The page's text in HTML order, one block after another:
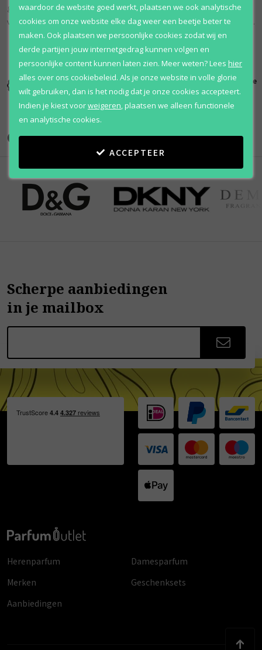
geurnoot bevatten. Elk geheugenopwekkend aroma is bedoeld om
vreugde te brengen door de herinnering aan eenvoudige genoegens.
Kortingen
tot wel 70%
Al 12 jaar
voordelig
100% originele
parfums
Onze merken
Scherpe aanbiedingen
in je mailbox
Herenparfum
Damesparfum
Merken
Geschenksets
Aanbiedingen
waardoor de website goed werkt, plaatsen we ook analytische
cookies om onze website elke dag weer een beetje beter te
maken. Ook plaatsen we persoonlijke cookies zodat wij en
derde partijen jouw internetgedrag kunnen volgen en
persoonlijke content kunnen laten zien. Meer weten?Lees hier
alles over ons cookiebeleid. Als je onze website in volle glorie
wilt gebruiken, dan is het nodig dat je onze cookies accepteert.
Indien je kiest voorweigeren plaatsen we alleen functionele
en analytische cookies.
ACCEPTEER